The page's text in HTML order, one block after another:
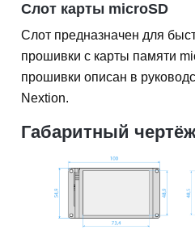
Слот карты microSD
Слот предназначен для
прошивки с карты памяти
прошивки описан в
Nextion.
Габаритный